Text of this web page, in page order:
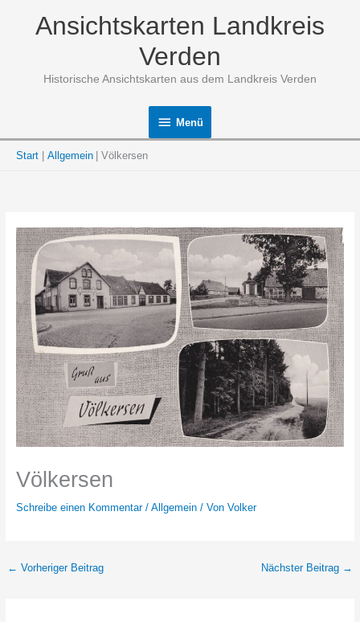
Ansichtskarten Landkreis
Verden
Historische Ansichtskarten aus dem Landkreis Verden
Menü
Menü
Start Allgemein Völkersen
Völkersen
Schreibe einen Kommentar / Allgemein/ Von Volker
← Vorheriger Beitrag Nächster Beitrag →